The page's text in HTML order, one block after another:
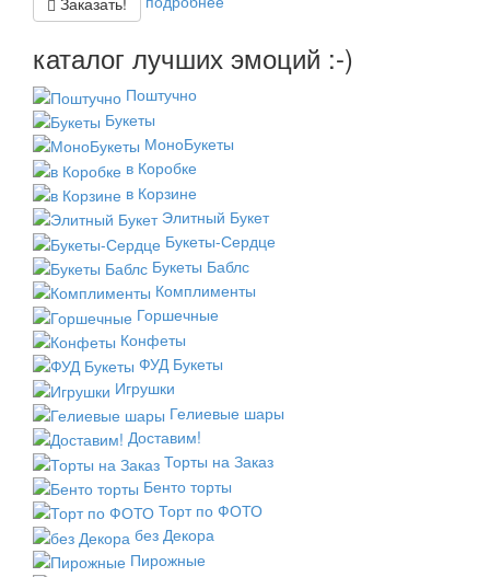
каталог лучших эмоций :-)
Поштучно
Букеты
МоноБукеты
в Коробке
в Корзине
Элитный Букет
Букеты-Сердце
Букеты Баблс
Комплименты
Горшечные
Конфеты
ФУД Букеты
Игрушки
Гелиевые шары
Доставим!
Торты на Заказ
Бенто торты
Торт по ФОТО
без Декора
Пирожные